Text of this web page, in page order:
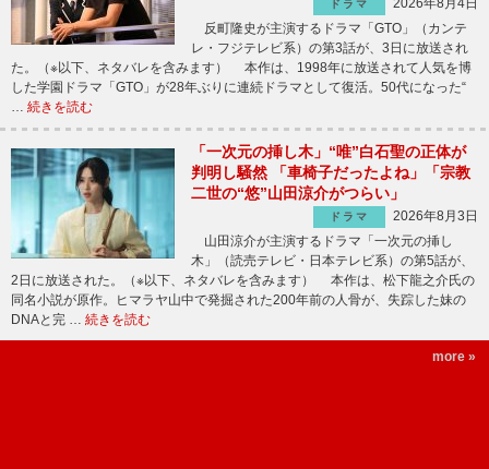
ドラマ
反町隆史が主演するドラマ「GTO」（カンテ
レ・フジテレビ系）の第3話が、3日に放送され
た。（※以下、ネタバレを含みます） 本作は、1998年に放送されて人気を博
した学園ドラマ「GTO」が28年ぶりに連続ドラマとして復活。50代になった“
続きを読む
「一次元の挿し木」“唯”白石聖の正体が
判明し騒然 「車椅子だったよね」「宗教
二世の“悠”山田涼介がつらい」
ドラマ
2026年8月3日
山田涼介が主演するドラマ「一次元の挿し
木」（読売テレビ・日本テレビ系）の第5話が、
2日に放送された。（※以下、ネタバレを含みます） 本作は、松下龍之介氏の
同名小説が原作。ヒマラヤ山中で発掘された200年前の人骨が、失踪した妹の
DNAと完 … 続きを読む
more »